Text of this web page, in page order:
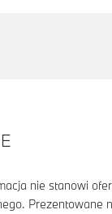
nie stanowi
Prezentowane